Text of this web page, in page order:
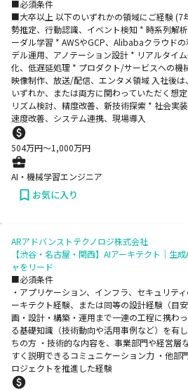
■必須条件
■大卒以上 以下のいずれかの領域にご経験 (7
勢推定、行動認識、イベント検知 * 時系列解
ーダル学習 * AWSやGCP、Alibabaクラウド
デル運用、アノテーション設計 * リアルタイ
化、低遅延処理 * プロダクト/サービスへの機
映像制作、放送/配信、エンタメ領域 入社後
いずれか、または両方に関わっていただく想
リズム検討、精度改善、新技術探索 * 社会実
速度改善、システム連携、現場導入
504万円〜1,000万円
AI・機械学習エンジニア
お気に入り
ARアドバンストテクノロジ株式会社
【渋谷・名古屋・関西】AIアーキテクト｜生
ャをリード
■必須条件
・アプリケーション、インフラ、セキュリテ
ーキテクト経験、または同等の設計経験（目
画・設計・構築・運用まで一連の工程に携わ
る基礎知識（技術動向や活用事例など）を有
ちの方 ・技術的な内容を、事業部門や経営層
すく説明できるコミュニケーション力 ・他部
ロジェクトを推進した経験